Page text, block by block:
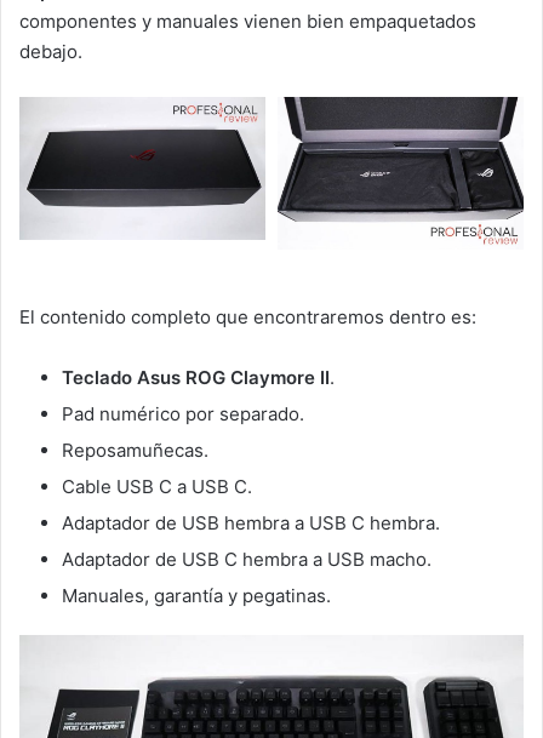
componentes y manuales vienen bien empaquetados
debajo.
El contenido completo que encontraremos dentro es:
Teclado Asus ROG Claymore II.
Pad numérico por separado.
Reposamuñecas.
Cable USB C a USB C.
Adaptador de USB hembra a USB C hembra.
Adaptador de USB C hembra a USB macho.
Manuales, garantía y pegatinas.